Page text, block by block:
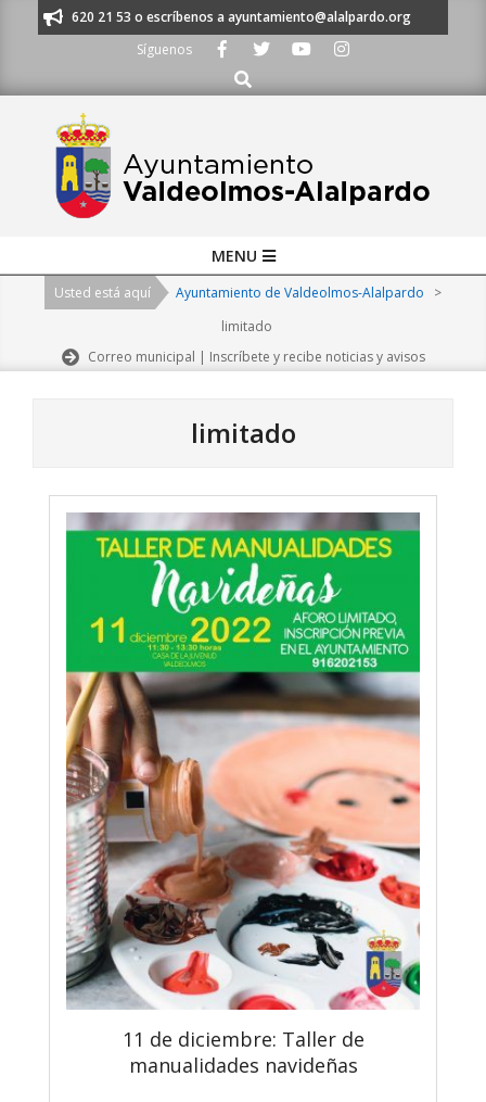
al 91 620 21 53 o escríbenos a ayuntamiento@alalpardo.org
Síguenos
Buscar
Navigation
MENU
Usted está aquí Ayuntamiento de Valdeolmos-Alalpardo
>
limitado
Correo municipal | Inscríbete y recibe noticias y avisos
limitado
11 de diciembre: Taller de
manualidades navideñas